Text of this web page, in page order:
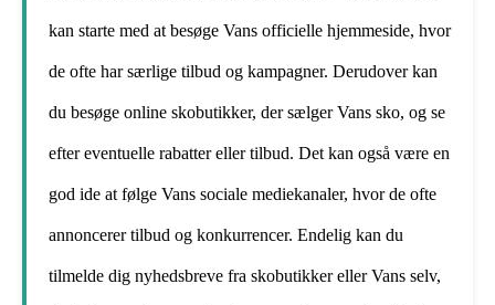
kan starte med at besøge Vans officielle hjemmeside, hvor
de ofte har særlige tilbud og kampagner. Derudover kan
du besøge online skobutikker, der sælger Vans sko, og se
efter eventuelle rabatter eller tilbud. Det kan også være en
god ide at følge Vans sociale mediekanaler, hvor de ofte
annoncerer tilbud og konkurrencer. Endelig kan du
tilmelde dig nyhedsbreve fra skobutikker eller Vans selv,